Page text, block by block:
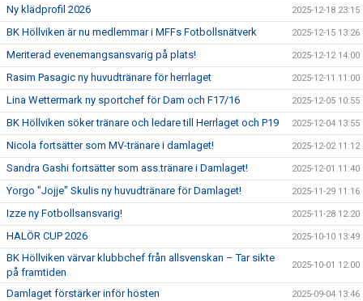
Ny klädprofil 2026 2025-12-18 23:15
BK Höllviken är nu medlemmar i MFFs Fotbollsnätverk 2025-12-15 13:26
Meriterad evenemangsansvarig på plats! 2025-12-12 14:00
Rasim Pasagic ny huvudtränare för herrlaget 2025-12-11 11:00
Lina Wettermark ny sportchef för Dam och F17/16 2025-12-05 10:55
BK Höllviken söker tränare och ledare till Herrlaget och P19 2025-12-04 13:55
Nicola fortsätter som MV-tränare i damlaget! 2025-12-02 11:12
Sandra Gashi fortsätter som ass.tränare i Damlaget! 2025-12-01 11:40
Yorgo "Jojje" Skulis ny huvudtränare för Damlaget! 2025-11-29 11:16
Izze ny Fotbollsansvarig! 2025-11-28 12:20
HALÖR CUP 2026 2025-10-10 13:49
BK Höllviken värvar klubbchef från allsvenskan – Tar sikte
på framtiden
2025-10-01 12:00
Damlaget förstärker inför hösten 2025-09-04 13:46